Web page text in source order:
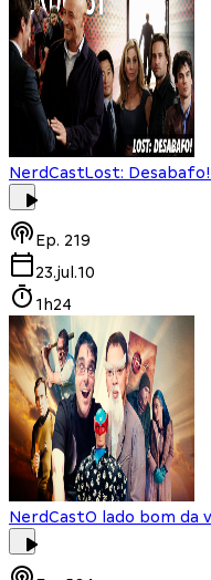
NerdCastLost: Desabafo!
Ep. 219
23.jul.10
1h24
NerdCastO lado bom da